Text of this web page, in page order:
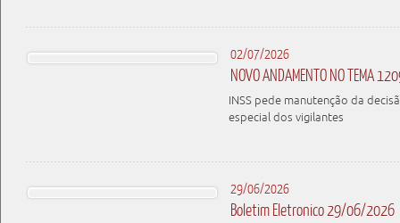
02/07/2026
NOVO ANDAMENTO NO TEMA
INSS pede manutenção da
especial dos vigilantes
29/06/2026
Boletim Eletronico 29/06/2026